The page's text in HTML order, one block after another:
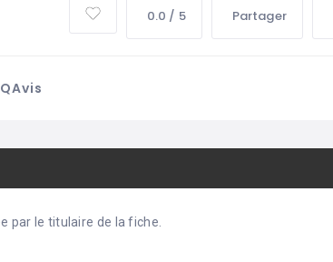
0.0 / 5 Partager
Avis
par le titulaire de la fiche.